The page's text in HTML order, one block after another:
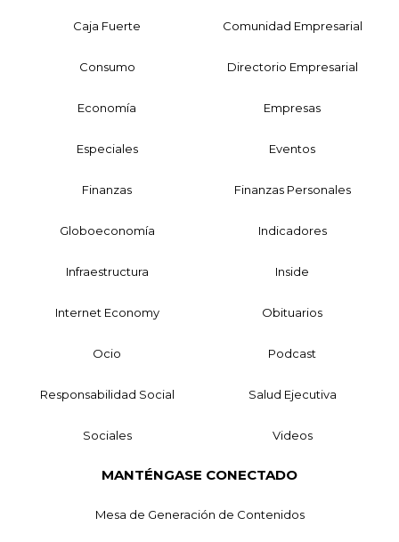
Caja Fuerte Comunidad Empresarial
Consumo Directorio Empresarial
Economía Empresas
Especiales Eventos
Finanzas Finanzas Personales
Globoeconomía Indicadores
Infraestructura Inside
Internet Economy Obituarios
Ocio Podcast
Responsabilidad Social Salud Ejecutiva
Sociales Videos
MANTÉNGASE CONECTADO
Mesa de Generación de Contenidos